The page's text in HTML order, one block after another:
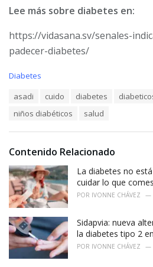
Lee más sobre diabetes en:
https://vidasana.sv/senales-
padecer-diabetes/
C
i
s
:
Diabetes
asadi cuido diabetes
niños diabéticos
salud
Contenido Relacionado
La diabetes no
cuidar lo que
POR IVONNE CHÁVEZ
Sidapvia: nueva
la diabetes tipo 2
POR IVONNE CHÁVEZ